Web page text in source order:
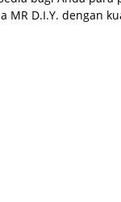
D.I.Y. dengan